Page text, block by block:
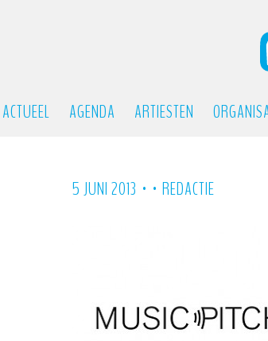
ACTUEEL AGENDA ARTIESTEN
5 JUNI 2013 • • REDACTIE